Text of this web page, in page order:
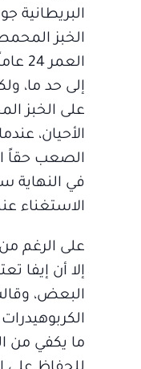
البريطانية
الخبز
إلى حد ما،
على الخبز
الأحيان،
الصعب حقاً
في النهاية
الاستغناء
على الرغم
إلا أن إيفا
البعض،
ما يكفي من